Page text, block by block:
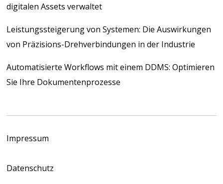
digitalen Assets verwaltet
Leistungssteigerung von Systemen: Die Auswirkungen
von Präzisions-Drehverbindungen in der Industrie
Automatisierte Workflows mit einem DDMS: Optimieren
Sie Ihre Dokumentenprozesse
Impressum
Datenschutz